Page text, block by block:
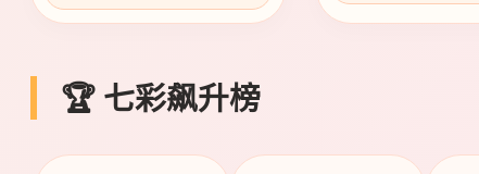
🏆 七彩飙升榜